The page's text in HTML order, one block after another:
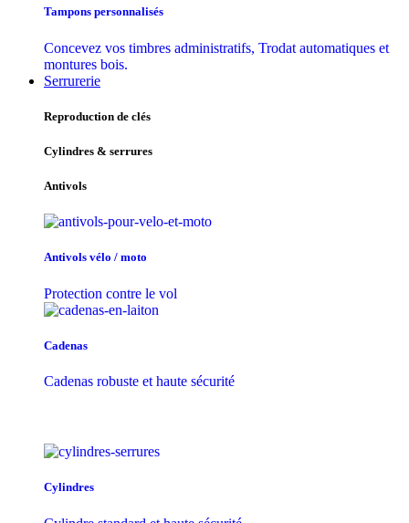
Tampons personnalisés
Concevez vos timbres administratifs, Trodat automatiques et
montures bois.
Serrurerie
Reproduction de clés
Cylindres & serrures
Antivols
Antivols vélo / moto
Protection contre le vol
Cadenas
Cadenas robuste et haute sécurité
Cylindres